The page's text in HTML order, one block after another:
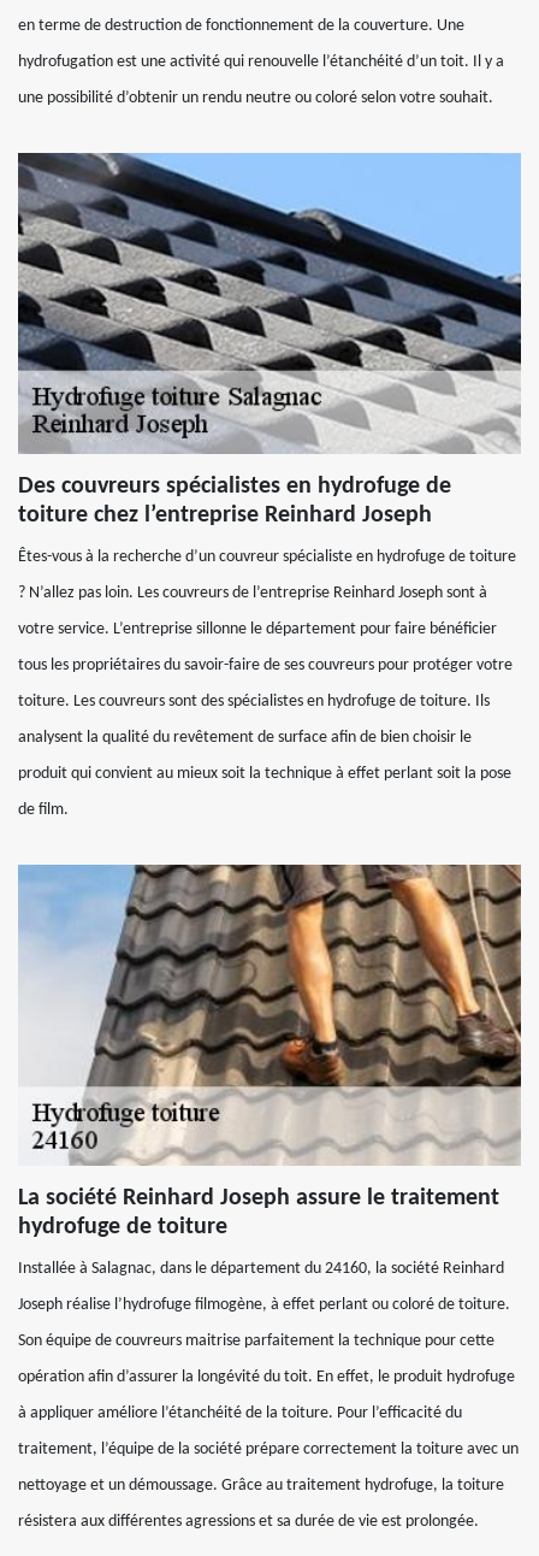
en terme de destruction de fonctionnement de la couverture. Une
hydrofugation est une activité qui renouvelle l’étanchéité d’un toit. Il y a
une possibilité d’obtenir un rendu neutre ou coloré selon votre souhait.
Des couvreurs spécialistes en hydrofuge de
toiture chez l’entreprise Reinhard Joseph
Êtes-vous à la recherche d’un couvreur spécialiste en hydrofuge de toiture
? N’allez pas loin. Les couvreurs de l’entreprise Reinhard Joseph sont à
votre service. L’entreprise sillonne le département pour faire bénéficier
tous les propriétaires du savoir-faire de ses couvreurs pour protéger votre
toiture. Les couvreurs sont des spécialistes en hydrofuge de toiture. Ils
analysent la qualité du revêtement de surface afin de bien choisir le
produit qui convient au mieux soit la technique à effet perlant soit la pose
de film.
La société Reinhard Joseph assure le traitement
hydrofuge de toiture
Installée à Salagnac, dans le département du 24160, la société Reinhard
Joseph réalise l’hydrofuge filmogène, à effet perlant ou coloré de toiture.
Son équipe de couvreurs maitrise parfaitement la technique pour cette
opération afin d’assurer la longévité du toit. En effet, le produit hydrofuge
à appliquer améliore l’étanchéité de la toiture. Pour l’efficacité du
traitement, l’équipe de la société prépare correctement la toiture avec un
nettoyage et un démoussage. Grâce au traitement hydrofuge, la toiture
résistera aux différentes agressions et sa durée de vie est prolongée.